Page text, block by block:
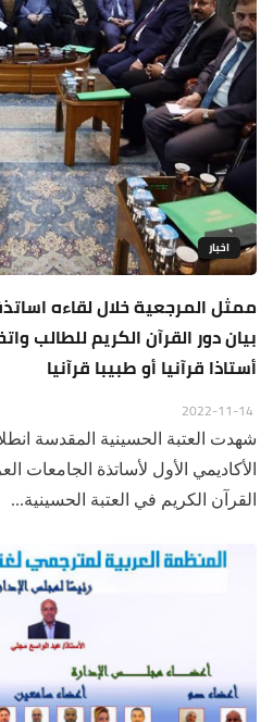
اخبار
بيان دور القرآن الكريم للطالب
أستاذا قرآنيا أو طبيبا قرآنيا
شهدت العتبة الحسينية المقدسة
الأكاديمي الأول لأساتذة الجامعات
القرآن الكريم في العتبة الحسينية...